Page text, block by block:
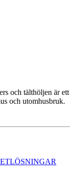
och tälthöljen är ett
och utomhusbruk.